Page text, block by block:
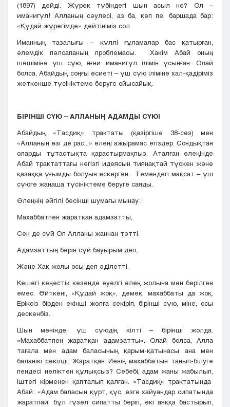
(1897) дейді. Жүрек түбіндегі шын асыл не? Ол –
иманигүл! Алланың сәулесі, аз ба, көп пе, баршада бар:
«Құдай жүрегімде» дейтініміз сол.
Иманның тазалығы – күллі ғұламалар бас қатырған,
әлемдік пәлсапаның проблемасы. Хакім Абай оның
шешіміне үш сүю, яғни иманигүл ілімін ұсынған. Олай
болса, Абайдың соңғы өсиеті – үш сүю іліміне хал-қадіріміз
жеткенше түсініктеме беруге ойысайық.
БІРІНШІ СҮЮ – АЛЛАНЫҢ АДАМДЫ СҮЮІ
Абайдың «Тасдиқ» трактаты (қазіргіше 38-сөз) мен
«Алланың өзі де рас...» өлеңі ажырамас егіздер. Сондықтан
оларды тұтастықта қарастырмақпыз. Аталған өлеңінде
Абай трактаттағы негізгі идеясын тиянақтай түскен және
қазаққа ұғымды болуын ескерген. Төмендегі мақсат – үш
сүюге жаңаша түсініктеме беруге саяды.
Өлеңнің әйгілі бесінші шумағы мынау:
Махаббатпен жаратқан адамзатты,
Сен де сүй Ол Алланы жаннан тәтті.
Адамзаттың бәрін сүй бауырым деп,
Және Хақ жолы осы деп әділетті.
Кешегі кеңестік кезеңде әуелгі өлең жолына мән берілген
емес. Өйткені, «Құдай жоқ», демек, махаббаты да жоқ.
Еріксіз бірден екінші жолға секіріп, бірінші сүю, міне, осы
дескенбіз.
Шын мәнінде, үш сүюдің кілті – бірінші жолда.
«Махаббатпен жаратқан адамзатты». Олай болса, Алла
тағала мен адам баласының қарым-қатынасы ана мен
баланікі секілді. Жаратқан Иенің махаббатын танып-білуге
пендесі неліктен құлықсыз? Себебі, адам жаны жабылып,
іштегі кірменен қапталып қалған. «Тасдиқ» трактатында
Абай: «Адам баласын құрт, құс, өзге хайуандар сипатында
жаратпай, бұл гүзәл сипатты беріп, екі аяққа бастырып,